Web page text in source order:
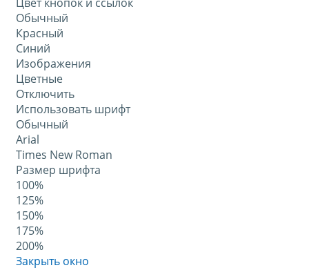
Обычный
Красный
Синий
Изображения
Цветные
Отключить
Использовать шрифт
Обычный
Arial
Times New Roman
Размер шрифта
100%
125%
150%
175%
200%
Закрыть окно